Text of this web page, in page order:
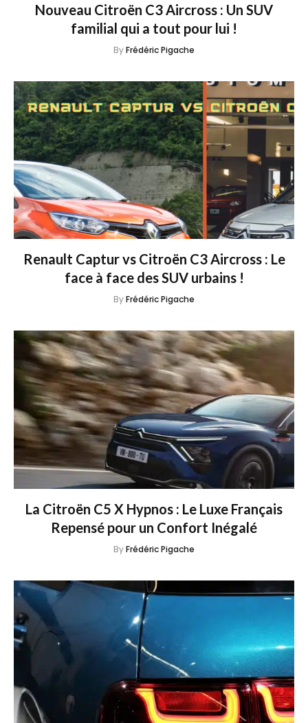
Nouveau Citroën C3 Aircross : Un SUV
familial qui a tout pour lui !
ByFrédéric Pigache
Renault Captur vs Citroën C3 Aircross : Le
face à face des SUV urbains !
ByFrédéric Pigache
La Citroën C5 X Hypnos : Le Luxe Français
Repensé pour un Confort Inégalé
ByFrédéric Pigache